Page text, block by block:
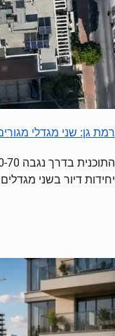
רמת גן: שני מגדלי
יחידות דיור בשני מגדלים בני 20